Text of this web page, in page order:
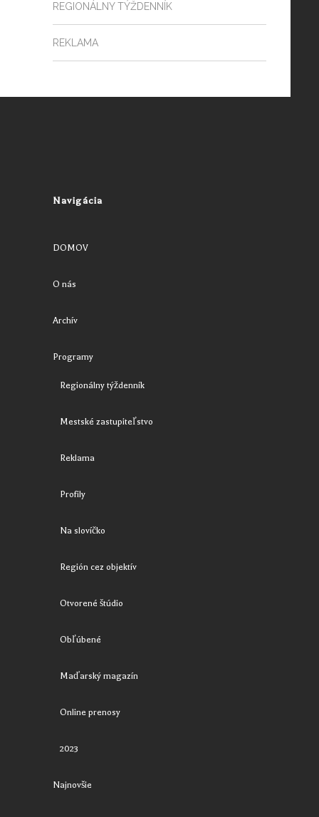
REGIONÁLNY TÝŽDENNÍK
REKLAMA
Navigácia
DOMOV
O nás
Archív
Programy
Regionálny týždenník
Mestské zastupiteľstvo
Reklama
Profily
Na slovíčko
Región cez objektív
Otvorené štúdio
Obľúbené
Maďarský magazín
Online prenosy
2023
Najnovšie